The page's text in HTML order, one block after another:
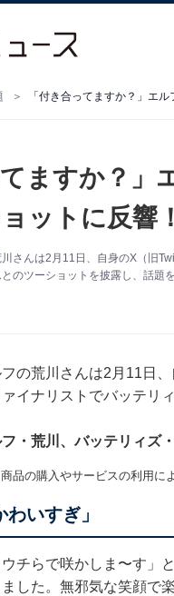
「付き合ってますか？」エ
てますか？」
ットに反響
さんは2月11日、自身のX（旧
のツーショットを披露し、話題
の荒川さんは2月11日
ァイナリストでバッテリ
・荒川、バッテリィズ
品の購入やサービスの利用に
わいすぎ」
チらで咲かしま〜す」
した。無邪気な笑顔で